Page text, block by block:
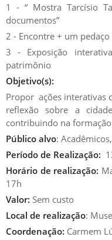
1 - “ Mostra Tarcísio
documentos”
2 - Encontre + um
3 - Exposição
patrimônio
Objetivo(s):
Propor ações interativas
reflexão sobre a
contribuindo na
Público alvo:
Período de Realização:
Horário de realização:
17h
Valor: Sem custo
Local de realização:
Coordenação: Carmem